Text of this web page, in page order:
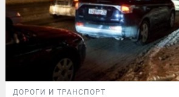
ДОРОГИ И ТРАНСПОРТ